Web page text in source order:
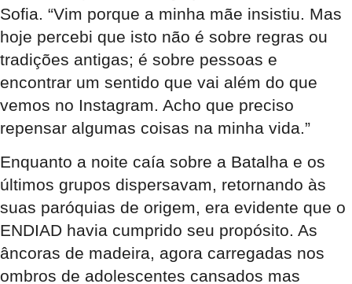
Sofia. “Vim porque a minha mãe insistiu. Mas
hoje percebi que isto não é sobre regras ou
tradições antigas; é sobre pessoas e
encontrar um sentido que vai além do que
vemos no Instagram. Acho que preciso
repensar algumas coisas na minha vida.”
Enquanto a noite caía sobre a Batalha e os
últimos grupos dispersavam, retornando às
suas paróquias de origem, era evidente que o
ENDIAD havia cumprido seu propósito. As
âncoras de madeira, agora carregadas nos
ombros de adolescentes cansados mas